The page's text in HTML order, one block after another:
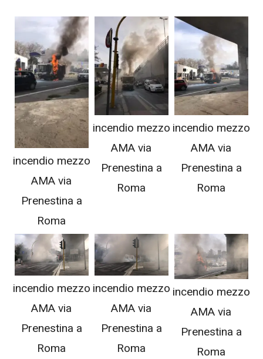
incendio mezzo
AMA via
Prenestina a
Roma
incendio mezzo
AMA via
Prenestina a
Roma
incendio mezzo
AMA via
Prenestina a
Roma
incendio mezzo
AMA via
Prenestina a
Roma
incendio mezzo
AMA via
Prenestina a
Roma
incendio mezzo
AMA via
Prenestina a
Roma